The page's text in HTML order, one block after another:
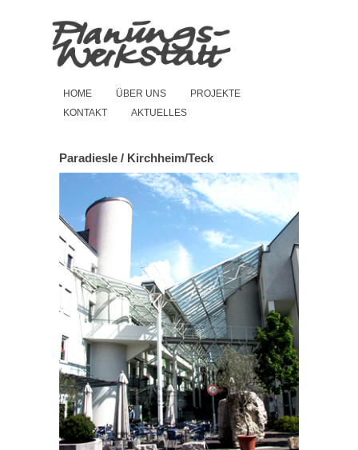
HOME ÜBER UNS
PROJEKTE
KONTAKT
AKTUELLES
Paradiesle / Kirchheim/Teck